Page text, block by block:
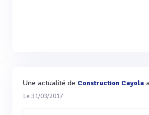
Une actualité de Construction Cayola
Le 31/03/2017